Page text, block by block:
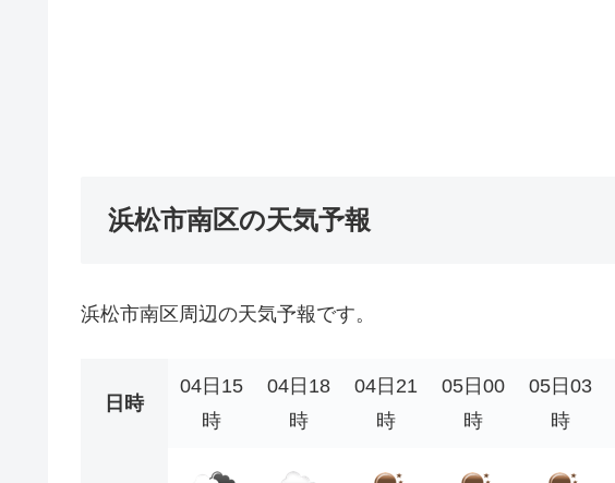
浜松市南区の天気予報
浜松市南区周辺の天気予報です。
日時
04日15
時
04日18
時
04日21
時
05日00
時
05日03
時